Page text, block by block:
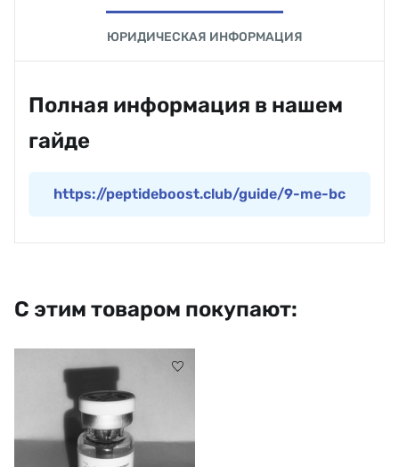
ЮРИДИЧЕСКАЯ ИНФОРМАЦИЯ
Полная информация в нашем
гайде
https://peptideboost.club/guide/9-me-bc
С этим товаром покупают: